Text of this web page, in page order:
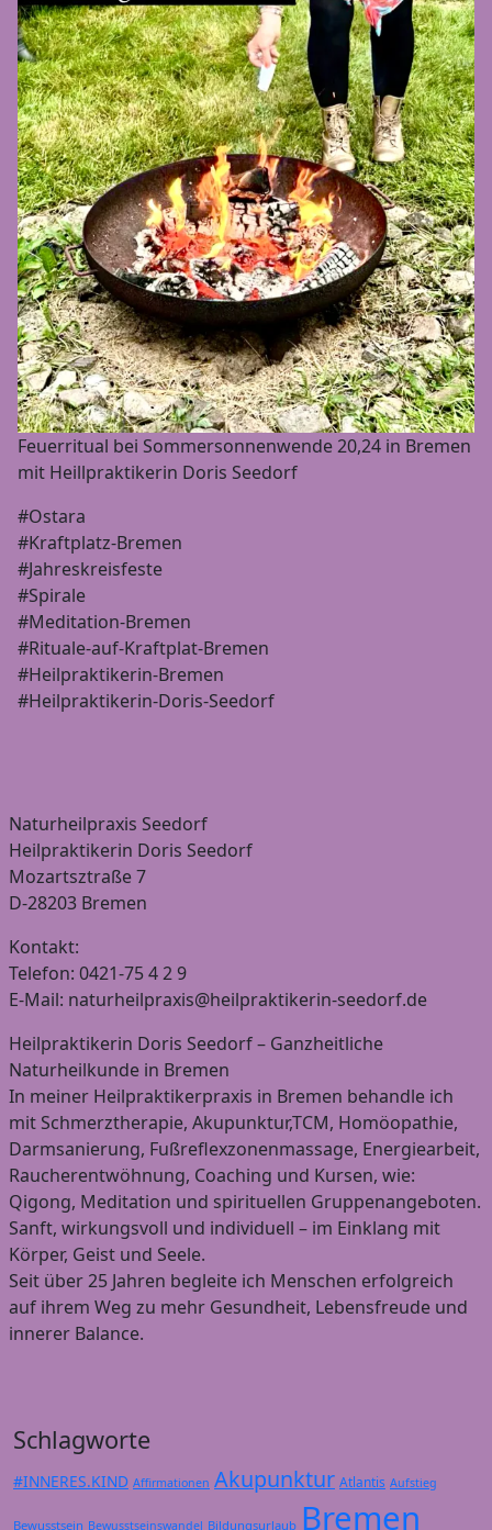
Feuerritual bei Sommersonnenwende 20,24 in Bremen
mit Heillpraktikerin Doris Seedorf
#Ostara
#Kraftplatz-Bremen
#Jahreskreisfeste
#Spirale
#Meditation-Bremen
#Rituale-auf-Kraftplat-Bremen
#Heilpraktikerin-Bremen
#Heilpraktikerin-Doris-Seedorf
Naturheilpraxis Seedorf
Heilpraktikerin Doris Seedorf
Mozartsztraße 7
D-28203 Bremen
Kontakt:
Telefon: 0421-75 4 2 9
E-Mail: naturheilpraxis@heilpraktikerin-seedorf.de
Heilpraktikerin Doris Seedorf – Ganzheitliche
Naturheilkunde in Bremen
In meiner Heilpraktikerpraxis in Bremen behandle ich
mit Schmerztherapie, Akupunktur,TCM, Homöopathie,
Darmsanierung, Fußreflexzonenmassage, Energiearbeit,
Raucherentwöhnung, Coaching und Kursen, wie:
Qigong, Meditation und spirituellen Gruppenangeboten.
Sanft, wirkungsvoll und individuell – im Einklang mit
Körper, Geist und Seele.
Seit über 25 Jahren begleite ich Menschen erfolgreich
auf ihrem Weg zu mehr Gesundheit, Lebensfreude und
innerer Balance.
Schlagworte
#INNERES.KIND Affirmationen Akupunktur Atlantis Aufstieg
Bewusstsein Bewusstseinswandel Bildungsurlaub Bremen